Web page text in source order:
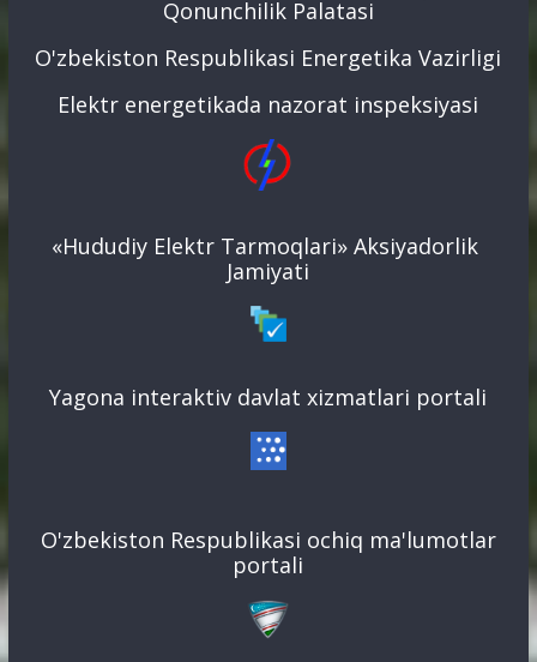
Qonunchilik Palatasi
O'zbekiston Respublikasi Energetika Vazirligi
Elektr energetikada nazorat inspeksiyasi
«Hududiy Elektr Tarmoqlari» Aksiyadorlik
Jamiyati
Yagona interaktiv davlat xizmatlari portali
O'zbekiston Respublikasi ochiq ma'lumotlar
portali